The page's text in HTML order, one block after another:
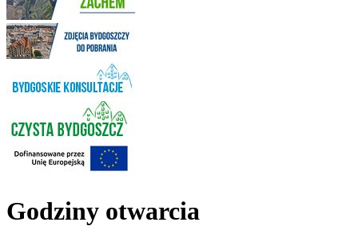
Godziny otwarcia